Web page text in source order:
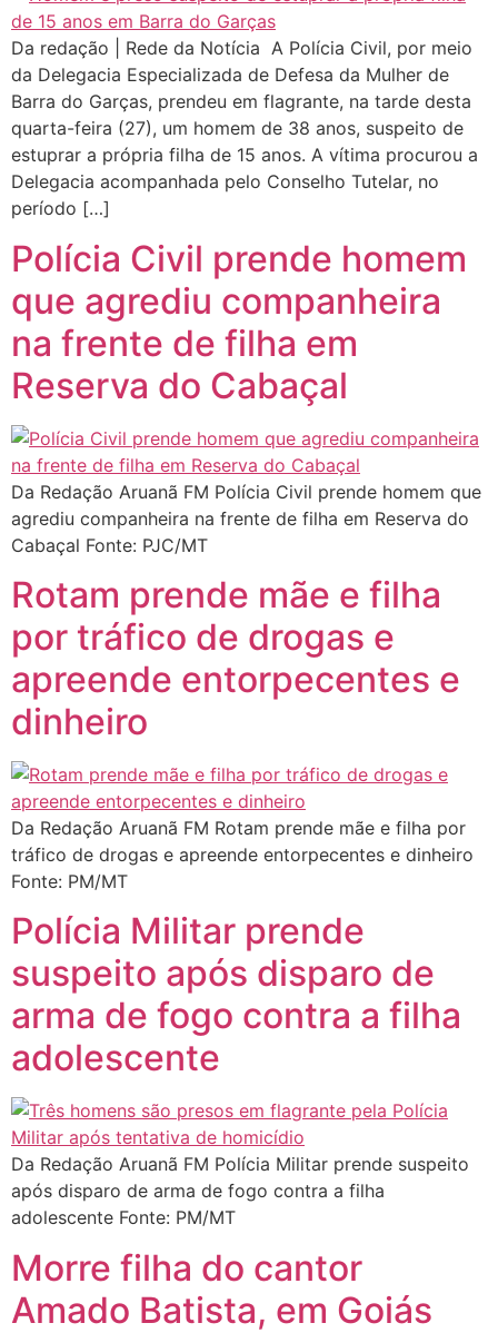
Da redação | Rede da Notícia A Polícia Civil, por meio
da Delegacia Especializada de Defesa da Mulher de
Barra do Garças, prendeu em flagrante, na tarde desta
quarta-feira (27), um homem de 38 anos, suspeito de
estuprar a própria filha de 15 anos. A vítima procurou a
Delegacia acompanhada pelo Conselho Tutelar, no
período […]
Polícia Civil prende homem
que agrediu companheira
na frente de filha em
Reserva do Cabaçal
Da Redação Aruanã FM Polícia Civil prende homem que
agrediu companheira na frente de filha em Reserva do
Cabaçal Fonte: PJC/MT
Rotam prende mãe e filha
por tráfico de drogas e
apreende entorpecentes e
dinheiro
Da Redação Aruanã FM Rotam prende mãe e filha por
tráfico de drogas e apreende entorpecentes e dinheiro
Fonte: PM/MT
Polícia Militar prende
suspeito após disparo de
arma de fogo contra a filha
adolescente
Da Redação Aruanã FM Polícia Militar prende suspeito
após disparo de arma de fogo contra a filha
adolescente Fonte: PM/MT
Morre filha do cantor
Amado Batista, em Goiás